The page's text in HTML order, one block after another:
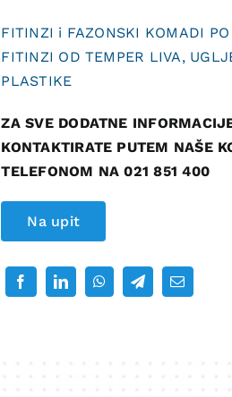
FITINZI i FAZONSKI KOMADI
FITINZI OD TEMPER LIVA,
PLASTIKE
ZA SVE DODATNE
KONTAKTIRATE PUTEM NAŠE
TELEFONOM NA 021 851 400
Na upit